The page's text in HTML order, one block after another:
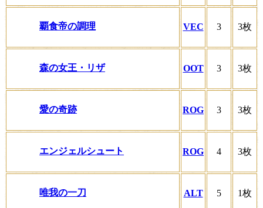
覇食帝の調理 VEC 3 3枚
森の女王・リザ OOT 3 3枚
愛の奇跡 ROG 3 3枚
エンジェルシュート ROG 4 3枚
唯我の一刀 ALT 5 1枚